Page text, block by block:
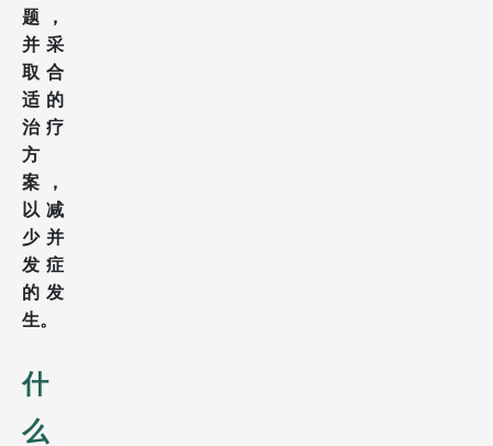
题，
并采
取合
适的
治疗
方
案，
以减
少并
发症
的发
生。
什
么